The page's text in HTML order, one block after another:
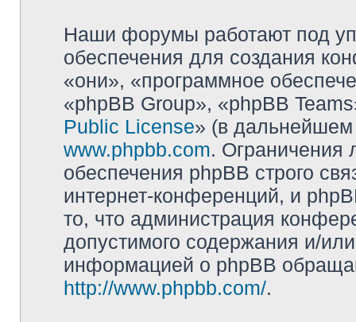
Наши форумы работают под
обеспечения для создания
«они», «программное
«phpBB Group», «phpBB
Public License» (в дальнейшем
www.phpbb.com. Ограничения
обеспечения phpBB строго
интернет-конференций, и
то, что администрация
допустимого содержания и/
информацией о phpBB
http://www.phpbb.com/.